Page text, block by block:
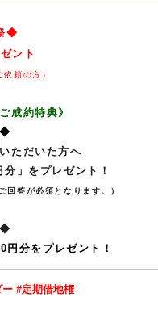
◆
ント
頼の方）
成約特典》
◆
ただいた方へ
」をプレゼント！
回答が必須となります。）
◆
分をプレゼント！
#定期借地権